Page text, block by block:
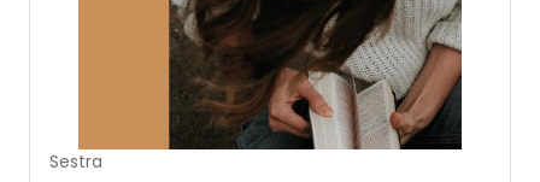
Sestra